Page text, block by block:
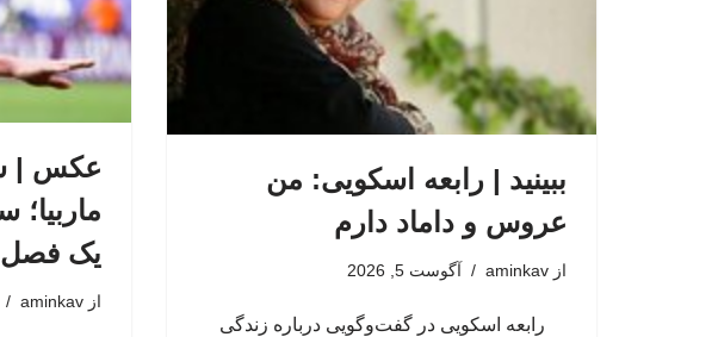
ببینید | رابعه اسکویی: من
عروس و داماد دارم
از aminkav آگوست 5, 2026
رابعه اسکویی در گفت‌وگویی درباره زندگی
عکس |
یک فصل
از aminkav